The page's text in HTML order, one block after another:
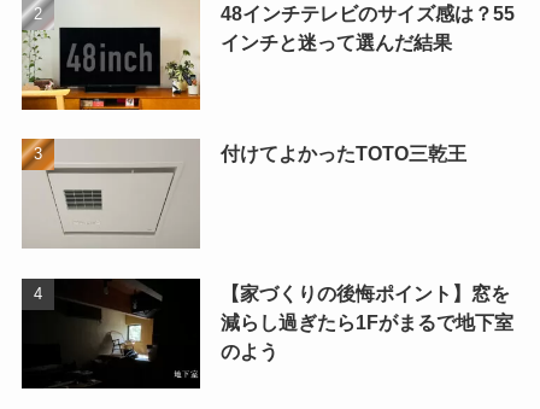
48インチテレビのサイズ感は？55
インチと迷って選んだ結果
付けてよかったTOTO三乾王
【家づくりの後悔ポイント】窓を
減らし過ぎたら1Fがまるで地下室
のよう